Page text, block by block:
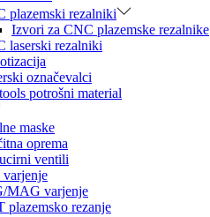
plazemski rezalniki
Izvori za CNC plazemske rezalnike
laserski rezalniki
označevalci
potrošni material
maske
oprema
ventili
MAG varjenje
plazemsko rezanje